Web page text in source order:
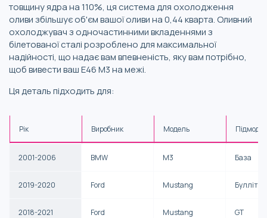
товщину ядра на 110%, ця система для охолодження
оливи збільшує об'єм вашої оливи на 0,44 кварта. Оливний
охолоджувач з одночастинними вкладеннями з
білетованої сталі розроблено для максимальної
надійності, що надає вам впевненість, яку вам потрібно,
щоб вивести ваш E46 M3 на межі.
Ця деталь підходить для:
Рік Виробник Модель
2001-2006 BMW M3 База
2019-2020 Ford Mustang Булліт
2018-2021 Ford Mustang GT